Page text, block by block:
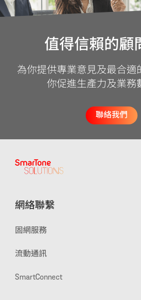
值得信賴的顧
為你提供專業意見及最合適
你促進生產力及業務
聯絡我們
網絡聯繫
固網服務
流動通訊
SmartConnect